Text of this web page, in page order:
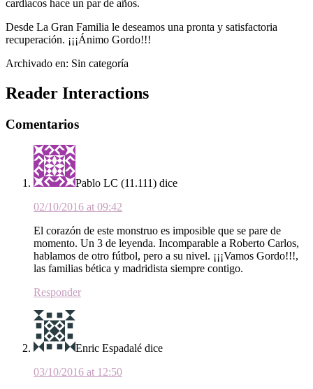
cardíacos hace un par de años.
Desde La Gran Familia le deseamos una pronta y satisfactoria
recuperación. ¡¡¡Ánimo Gordo!!!
Archivado en: Sin categoría
Reader Interactions
Comentarios
Pablo LC (11.111) dice
02/10/2016 at 09:42
El corazón de este monstruo es imposible que se pare de
momento. Un 3 de leyenda. Incomparable a Roberto Carlos,
hablamos de otro fútbol, pero a su nivel. ¡¡¡Vamos Gordo!!!,
las familias bética y madridista siempre contigo.
Responder
Enric Espadalé dice
03/10/2016 at 12:50